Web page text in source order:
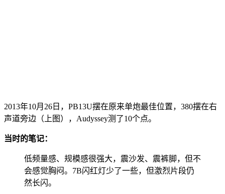
2013年10月26日，PB13U摆在原来单炮最佳位置，380摆在右
声道旁边（上图），Audyssey测了10个点。
当时的笔记：
低频量感、规模感很强大，震沙发、震裤脚，但不
会感觉胸闷。7B闪红灯少了一些，但激烈片段仍
然长闪。